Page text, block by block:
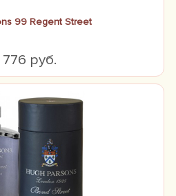
99 Regent Street
776 руб.